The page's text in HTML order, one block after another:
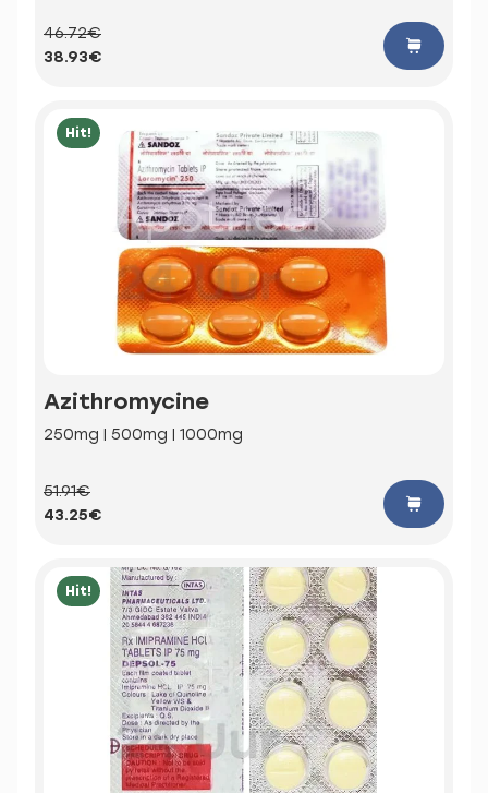
46.72€
38.93€
Hit!
Azithromycine
250mg | 500mg | 1000mg
51.91€
43.25€
Hit!